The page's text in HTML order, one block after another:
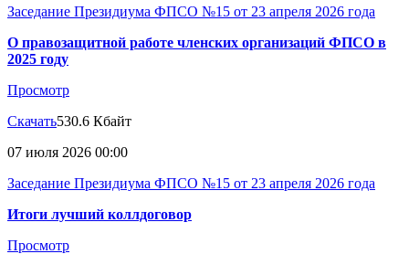
Заседание Президиума ФПСО №15 от 23 апреля 2026 года
О правозащитной работе членских организаций ФПСО в
2025 году
Просмотр
Скачать530.6 Кбайт
07 июля 2026 00:00
Заседание Президиума ФПСО №15 от 23 апреля 2026 года
Итоги лучший коллдоговор
Просмотр